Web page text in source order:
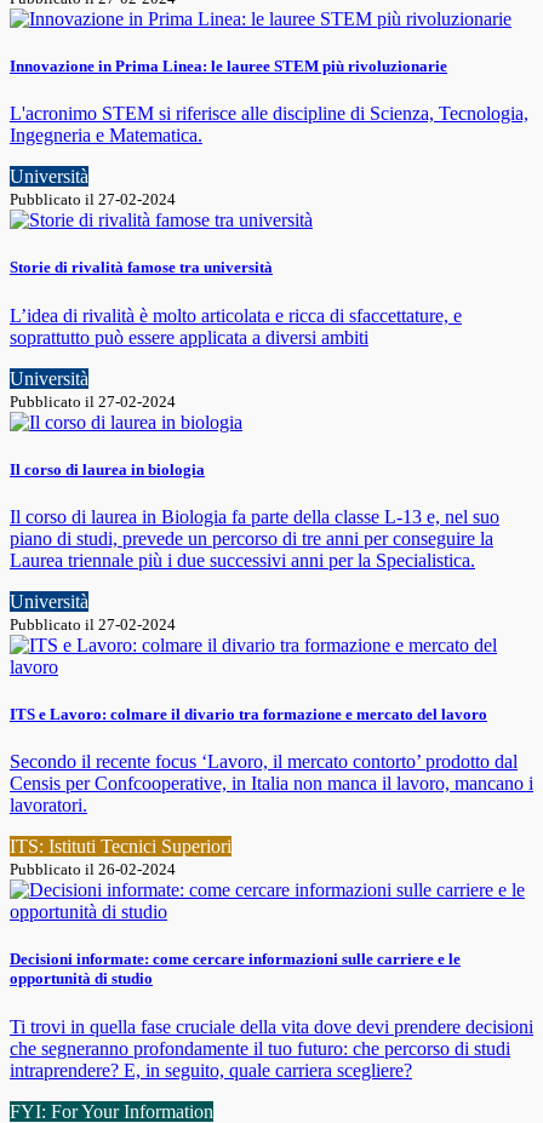
Innovazione in Prima Linea: le lauree STEM più rivoluzionarie
L'acronimo STEM si riferisce alle discipline di Scienza, Tecnologia,
Ingegneria e Matematica.
Università
Pubblicato il 27-02-2024
Storie di rivalità famose tra università
L’idea di rivalità è molto articolata e ricca di sfaccettature, e
soprattutto può essere applicata a diversi ambiti
Università
Pubblicato il 27-02-2024
Il corso di laurea in biologia
Il corso di laurea in Biologia fa parte della classe L-13 e, nel suo
piano di studi, prevede un percorso di tre anni per conseguire la
Laurea triennale più i due successivi anni per la Specialistica.
Università
Pubblicato il 27-02-2024
ITS e Lavoro: colmare il divario tra formazione e mercato del lavoro
Secondo il recente focus ‘Lavoro, il mercato contorto’ prodotto dal
Censis per Confcooperative, in Italia non manca il lavoro, mancano i
lavoratori.
ITS: Istituti Tecnici Superiori
Pubblicato il 26-02-2024
Decisioni informate: come cercare informazioni sulle carriere e le
opportunità di studio
Ti trovi in quella fase cruciale della vita dove devi prendere decisioni
che segneranno profondamente il tuo futuro: che percorso di studi
intraprendere? E, in seguito, quale carriera scegliere?
FYI: For Your Information